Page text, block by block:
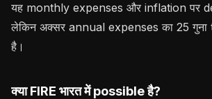
यह monthly expenses और inflation पर
लेकिन अक्सर annual expenses का 25 गुना
है।
क्या FIRE भारत में possible है?